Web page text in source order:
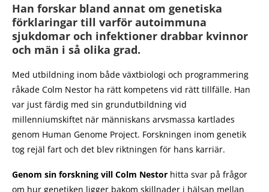
Han forskar bland annat om genetiska
förklaringar till varför autoimmuna
sjukdomar och infektioner drabbar kvinnor
och män i så olika grad.
Med utbildning inom både växtbiologi och programmering
råkade Colm Nestor ha rätt kompetens vid rätt tillfälle. Han
var just färdig med sin grundutbildning vid
millenniumskiftet när människans arvsmassa kartlades
genom Human Genome Project. Forskningen inom genetik
tog rejäl fart och det blev riktningen för hans karriär.
Genom sin forskning vill Colm Nestor hitta svar på frågor
om hur genetiken ligger bakom skillnader i hälsan mellan